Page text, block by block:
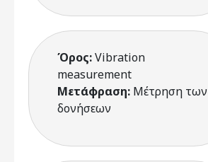
Όρος:Vibration
measurement
Μετάφραση: Μέτρηση των
δονήσεων